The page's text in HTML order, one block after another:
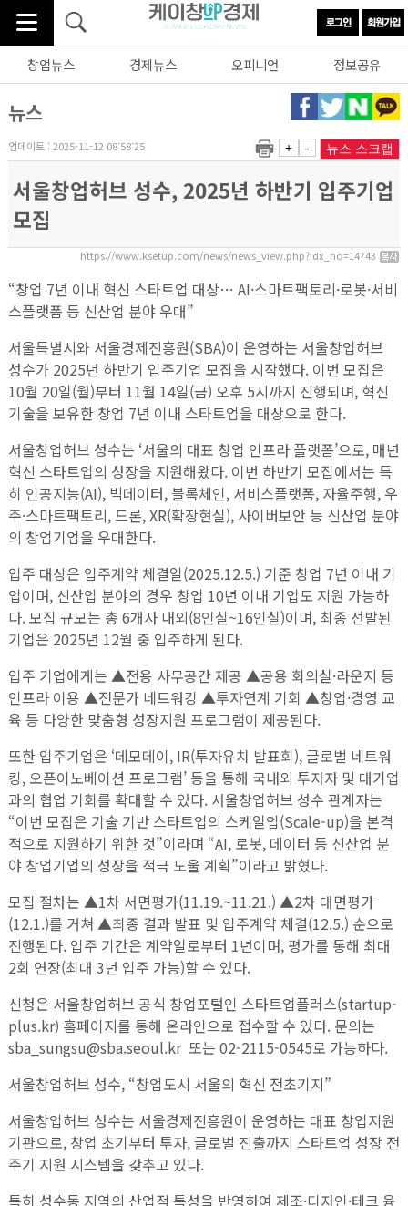
창업뉴스 경제뉴스 오피니언 정보공유
뉴스
업데이트 : 2025-11-12 08:58:25 + - 뉴스 스크랩
서울창업허브 성수, 2025년 하반기 입주기업
모집
https://www.ksetup.com/news/news_view.php?idx_no=14743
“창업 7년 이내 혁신 스타트업 대상… AI·스마트팩토리·로봇·서비
스플랫폼 등 신산업 분야 우대”
서울특별시와 서울경제진흥원(SBA)이 운영하는 서울창업허브
성수가 2025년 하반기 입주기업 모집을 시작했다. 이번 모집은
10월 20일(월)부터 11월 14일(금) 오후 5시까지 진행되며, 혁신
기술을 보유한 창업 7년 이내 스타트업을 대상으로 한다.
서울창업허브 성수는 ‘서울의 대표 창업 인프라 플랫폼’으로, 매년
혁신 스타트업의 성장을 지원해왔다. 이번 하반기 모집에서는 특
히 인공지능(AI), 빅데이터, 블록체인, 서비스플랫폼, 자율주행, 우
주·스마트팩토리, 드론, XR(확장현실), 사이버보안 등 신산업 분야
의 창업기업을 우대한다.
입주 대상은 입주계약 체결일(2025.12.5.) 기준 창업 7년 이내 기
업이며, 신산업 분야의 경우 창업 10년 이내 기업도 지원 가능하
다. 모집 규모는 총 6개사 내외(8인실~16인실)이며, 최종 선발된
기업은 2025년 12월 중 입주하게 된다.
입주 기업에게는 ▲전용 사무공간 제공 ▲공용 회의실·라운지 등
인프라 이용 ▲전문가 네트워킹 ▲투자연계 기회 ▲창업·경영 교
육 등 다양한 맞춤형 성장지원 프로그램이 제공된다.
또한 입주기업은 ‘데모데이, IR(투자유치 발표회), 글로벌 네트워
킹, 오픈이노베이션 프로그램’ 등을 통해 국내외 투자자 및 대기업
과의 협업 기회를 확대할 수 있다. 서울창업허브 성수 관계자는
“이번 모집은 기술 기반 스타트업의 스케일업(Scale-up)을 본격
적으로 지원하기 위한 것”이라며 “AI, 로봇, 데이터 등 신산업 분
야 창업기업의 성장을 적극 도울 계획”이라고 밝혔다.
모집 절차는 ▲1차 서면평가(11.19.~11.21.) ▲2차 대면평가
(12.1.)를 거쳐 ▲최종 결과 발표 및 입주계약 체결(12.5.) 순으로
진행된다. 입주 기간은 계약일로부터 1년이며, 평가를 통해 최대
2회 연장(최대 3년 입주 가능)할 수 있다.
신청은 서울창업허브 공식 창업포털인 스타트업플러스(startup-
plus.kr) 홈페이지를 통해 온라인으로 접수할 수 있다. 문의는
sba_sungsu@sba.seoul.kr 또는 02-2115-0545로 가능하다.
서울창업허브 성수, “창업도시 서울의 혁신 전초기지”
서울창업허브 성수는 서울경제진흥원이 운영하는 대표 창업지원
기관으로, 창업 초기부터 투자, 글로벌 진출까지 스타트업 성장 전
주기 지원 시스템을 갖추고 있다.
특히 성수동 지역의 산업적 특성을 반영하여 제조·디자인·테크 융